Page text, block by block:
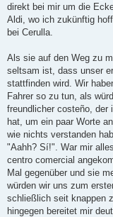
direkt bei mir um die
Aldi, wo ich zukünftig
bei Cerulla.
Als sie auf den Weg zu
seltsam ist, dass unser
stattfinden wird. Wir
Fahrer so zu tun, als
freundlicher costeño, der
hat, um ein paar Worte
wie nichts verstanden
"Aahh? Sí!". War mir
centro comercial
Mal gegenüber und sie
würden wir uns zum
schließlich seit knappen
hingegen bereitet mir